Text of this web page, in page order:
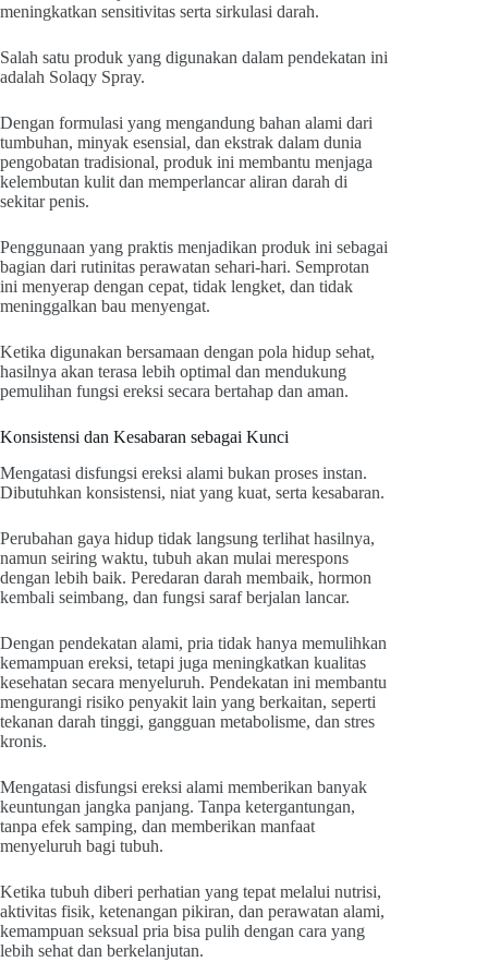
meningkatkan sensitivitas serta sirkulasi darah.
Salah satu produk yang digunakan dalam pendekatan ini
adalah Solaqy Spray.
Dengan formulasi yang mengandung bahan alami dari
tumbuhan, minyak esensial, dan ekstrak dalam dunia
pengobatan tradisional, produk ini membantu menjaga
kelembutan kulit dan memperlancar aliran darah di
sekitar penis.
Penggunaan yang praktis menjadikan produk ini sebagai
bagian dari rutinitas perawatan sehari-hari. Semprotan
ini menyerap dengan cepat, tidak lengket, dan tidak
meninggalkan bau menyengat.
Ketika digunakan bersamaan dengan pola hidup sehat,
hasilnya akan terasa lebih optimal dan mendukung
pemulihan fungsi ereksi secara bertahap dan aman.
Konsistensi dan Kesabaran sebagai Kunci
Mengatasi disfungsi ereksi alami bukan proses instan.
Dibutuhkan konsistensi, niat yang kuat, serta kesabaran.
Perubahan gaya hidup tidak langsung terlihat hasilnya,
namun seiring waktu, tubuh akan mulai merespons
dengan lebih baik. Peredaran darah membaik, hormon
kembali seimbang, dan fungsi saraf berjalan lancar.
Dengan pendekatan alami, pria tidak hanya memulihkan
kemampuan ereksi, tetapi juga meningkatkan kualitas
kesehatan secara menyeluruh. Pendekatan ini membantu
mengurangi risiko penyakit lain yang berkaitan, seperti
tekanan darah tinggi, gangguan metabolisme, dan stres
kronis.
Mengatasi disfungsi ereksi alami memberikan banyak
keuntungan jangka panjang. Tanpa ketergantungan,
tanpa efek samping, dan memberikan manfaat
menyeluruh bagi tubuh.
Ketika tubuh diberi perhatian yang tepat melalui nutrisi,
aktivitas fisik, ketenangan pikiran, dan perawatan alami,
kemampuan seksual pria bisa pulih dengan cara yang
lebih sehat dan berkelanjutan.